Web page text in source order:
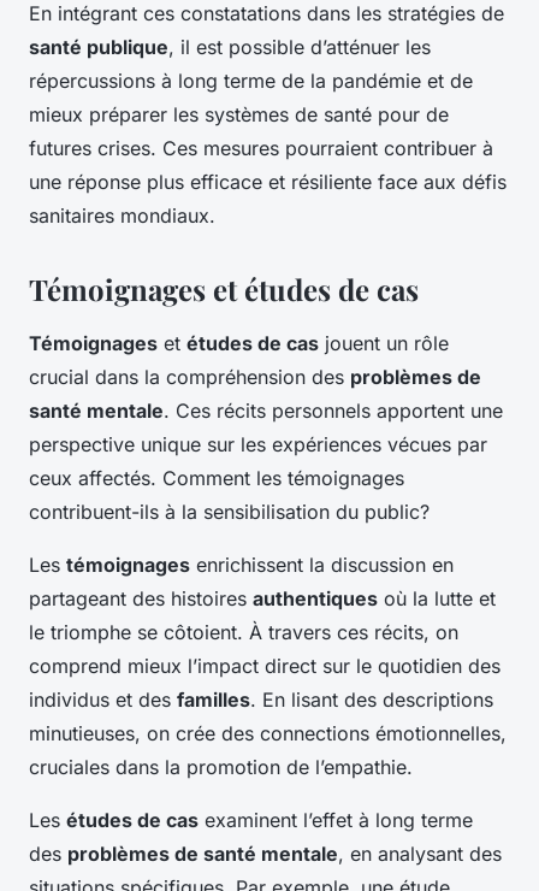
En intégrant ces constatations dans les stratégies de
santé publique, il est possible d’atténuer les
répercussions à long terme de la pandémie et de
mieux préparer les systèmes de santé pour de
futures crises. Ces mesures pourraient contribuer à
une réponse plus efficace et résiliente face aux défis
sanitaires mondiaux.
Témoignages et études de cas
Témoignages et études de cas jouent un rôle
crucial dans la compréhension des problèmes de
santé mentale. Ces récits personnels apportent une
perspective unique sur les expériences vécues par
ceux affectés. Comment les témoignages
contribuent-ils à la sensibilisation du public?
Les témoignages enrichissent la discussion en
partageant des histoires authentiques où la lutte et
le triomphe se côtoient. À travers ces récits, on
comprend mieux l’impact direct sur le quotidien des
individus et des familles. En lisant des descriptions
minutieuses, on crée des connections émotionnelles,
cruciales dans la promotion de l’empathie.
Les études de cas examinent l’effet à long terme
des problèmes de santé mentale, en analysant des